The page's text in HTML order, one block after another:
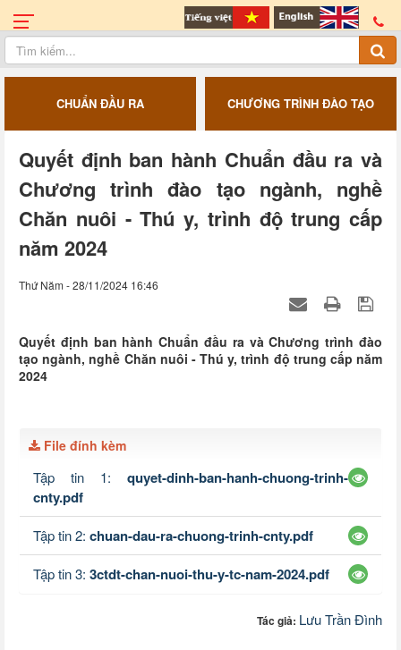
CHUẨN ĐẦU RA CHƯƠNG TRÌNH ĐÀO TẠO
Quyết định ban hành Chuẩn đầu ra và
Chương trình đào tạo ngành, nghề
Chăn nuôi - Thú y, trình độ trung cấp
năm 2024
Thứ Năm - 28/11/2024 16:46
Quyết định ban hành Chuẩn đầu ra và Chương trình đào
tạo ngành, nghề Chăn nuôi - Thú y, trình độ trung cấp năm
2024
File đính kèm
Tập tin 1: quyet-dinh-ban-hanh-chuong-trinh-
cnty.pdf
Tập tin 2: chuan-dau-ra-chuong-trinh-cnty.pdf
Tập tin 3: 3ctdt-chan-nuoi-thu-y-tc-nam-2024.pdf
Tác giả: Lưu Trần Đình